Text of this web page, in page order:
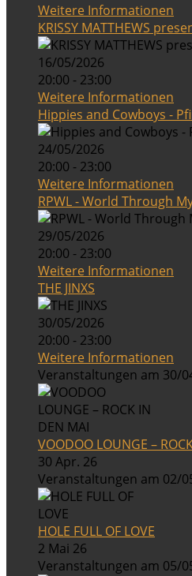
Weitere Informationen
KRISSY MATTHEWS
16/05/2026
20:00 - 23:00
Weitere Informationen
Hippies and Cowboys -
24/05/2026
20:00 - 23:00
Weitere Informationen
RPWL - World Through
29/05/2026
20:00 - 23:00
Weitere Informationen
THE JINXS
30/05/2026
20:00 - 23:00
Weitere Informationen
Veranstaltungen am 30/
VOODOO LOUNGE –
30 Apr. 26
Veranstaltungen am 02/
HOLE FULL OF LOVE
2 Mai 26
Veranstaltungen am 05/